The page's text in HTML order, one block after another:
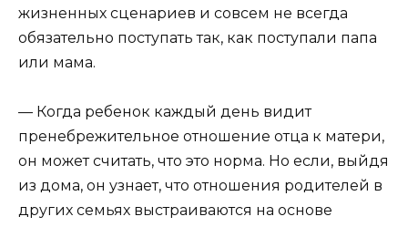
жизненных сценариев и совсем не всегда
обязательно поступать так, как поступали папа
или мама.
— Когда ребенок каждый день видит
пренебрежительное отношение отца к матери,
он может считать, что это норма. Но если, выйдя
из дома, он узнает, что отношения родителей в
других семьях выстраиваются на основе